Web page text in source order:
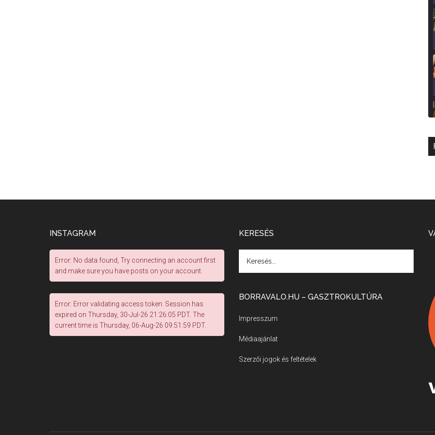
INSTAGRAM
Error: No data found, Try connecting an account first
and make sure you have posts on your account.
Error: Error validating access token: Session has
expired on Thursday, 30-Jul-26 21:26:05 PDT. The
current time is Thursday, 06-Aug-26 09:51:59 PDT.
KERESÉS
BORRAVALO.HU – GASZTROKULTÚRA
Impresszum
Médiaajánlat
Szerzői jogok és feltételek